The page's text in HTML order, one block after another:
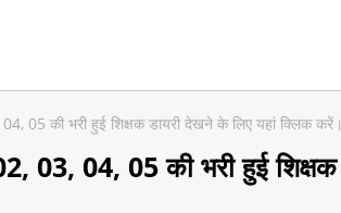
05 की भरी हुई शिक्षक डायरी देखने के लिए यहां क्लिक करें।
03, 04, 05 की भरी हुई शिक्षक